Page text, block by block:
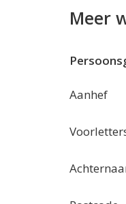
Meer
Aanhef